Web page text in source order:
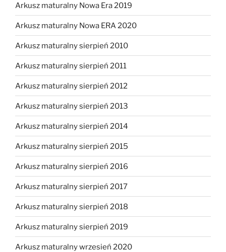
Arkusz maturalny Nowa Era 2019
Arkusz maturalny Nowa ERA 2020
Arkusz maturalny sierpień 2010
Arkusz maturalny sierpień 2011
Arkusz maturalny sierpień 2012
Arkusz maturalny sierpień 2013
Arkusz maturalny sierpień 2014
Arkusz maturalny sierpień 2015
Arkusz maturalny sierpień 2016
Arkusz maturalny sierpień 2017
Arkusz maturalny sierpień 2018
Arkusz maturalny sierpień 2019
Arkusz maturalny wrzesień 2020